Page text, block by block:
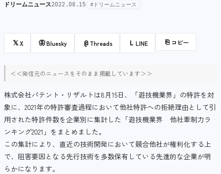
ドリームニュース2022.08.15 #ドリームニュース
𝕏X 🦋Bluesky @ Threads L LINE ⎘ コピー
＜＜発信元のニュースをそのまま掲載しています＞＞
株式会社パテント・リザルトは8月15日、「遊技機業界」の特許を対
象に、2021年の特許審査過程において他社特許への拒絶理由として引
用された特許件数を企業別に集計した「遊技機業界 他社牽制力ラ
ンキング2021」をまとめました。
この集計により、直近の技術開発において競合他社が権利化する上
で、阻害要因となる先行技術を多数保有している先進的な企業が明
らかになります。